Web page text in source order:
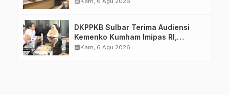
DKPPKB Sulbar Terima Audiensi
Kemenko Kumham Imipas RI,
Perkuat Pelayanan Kesehatan bagi
calendar_monthKam, 6 Agu 2026